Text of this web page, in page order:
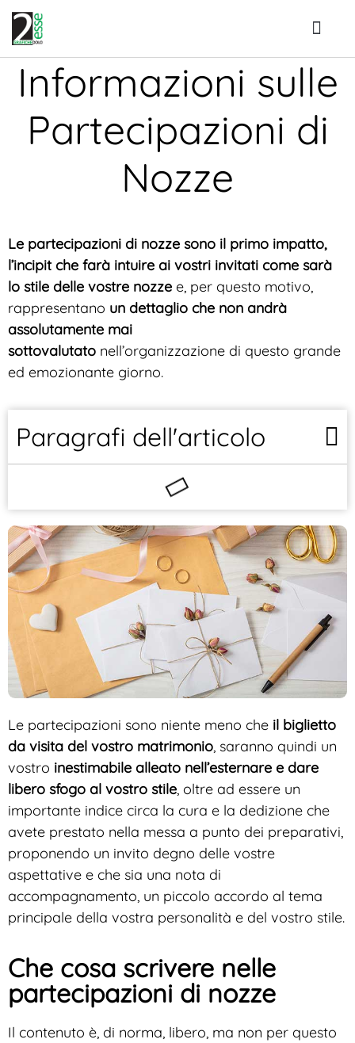
Informazioni sulle
Partecipazioni di
Nozze
Le partecipazioni di nozze sono il primo impatto,
l’incipit che farà intuire ai vostri invitati come sarà
lo stile delle vostre nozze e, per questo motivo,
rappresentano un dettaglio che non andrà
assolutamente mai
sottovalutato nell’organizzazione di questo grande
ed emozionante giorno.
Paragrafi dell'articolo
Le partecipazioni sono niente meno che il biglietto
da visita del vostro matrimonio, saranno quindi un
vostro inestimabile alleato nell’esternare e dare
libero sfogo al vostro stile, oltre ad essere un
importante indice circa la cura e la dedizione che
avete prestato nella messa a punto dei preparativi,
proponendo un invito degno delle vostre
aspettative e che sia una nota di
accompagnamento, un piccolo accordo al tema
principale della vostra personalità e del vostro stile.
Che cosa scrivere nelle
partecipazioni di nozze
Il contenuto è, di norma, libero, ma non per questo